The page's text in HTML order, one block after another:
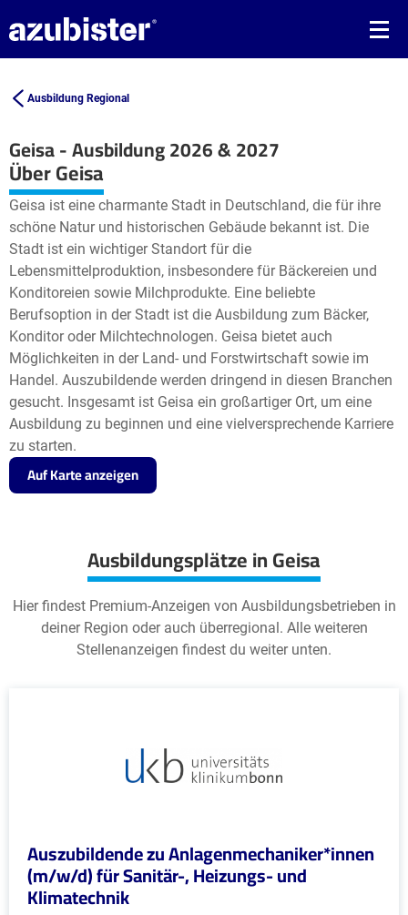
Ausbildung Regional
Geisa - Ausbildung 2026 & 2027
+
−
Leaflet| ©OpenStreetMap2
Über Geisa
Geisa ist eine charmante Stadt in Deutschland, die für ihre
schöne Natur und historischen Gebäude bekannt ist. Die
Stadt ist ein wichtiger Standort für die
Lebensmittelproduktion, insbesondere für Bäckereien und
Konditoreien sowie Milchprodukte. Eine beliebte
Berufsoption in der Stadt ist die Ausbildung zum Bäcker,
Konditor oder Milchtechnologen. Geisa bietet auch
Möglichkeiten in der Land- und Forstwirtschaft sowie im
Handel. Auszubildende werden dringend in diesen Branchen
gesucht. Insgesamt ist Geisa ein großartiger Ort, um eine
Ausbildung zu beginnen und eine vielversprechende Karriere
zu starten.
Auf Karte anzeigen
Ausbildungsplätze in Geisa
Hier findest Premium-Anzeigen von Ausbildungsbetrieben in
deiner Region oder auch überregional. Alle weiteren
Stellenanzeigen findest du weiter unten.
Auszubildende zu Anlagenmechaniker*innen
(m/w/d) für Sanitär-, Heizungs- und
Klimatechnik